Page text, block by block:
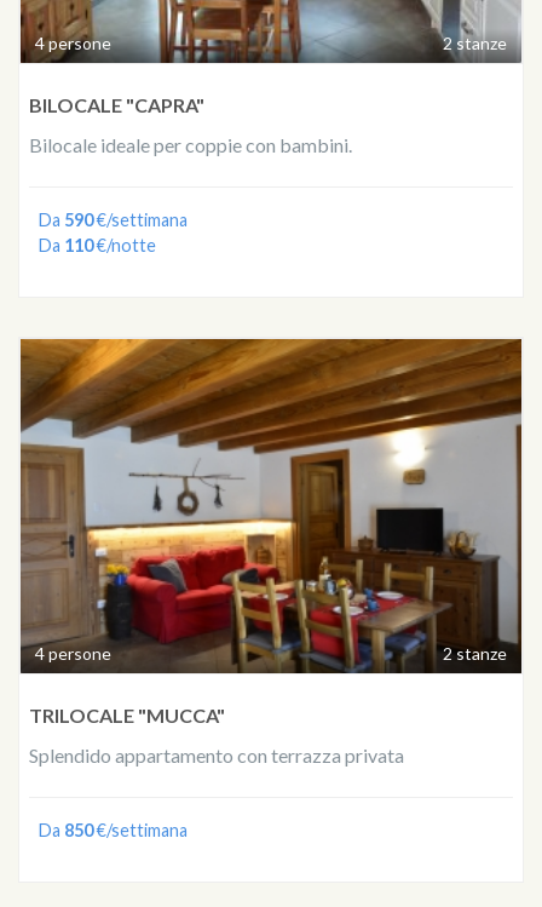
4 persone 2 stanze
BILOCALE "CAPRA"
Bilocale ideale per coppie con bambini.
Da 590€/settimana
Da 110€/notte
4 persone 2 stanze
TRILOCALE "MUCCA"
Splendido appartamento con terrazza privata
Da 850€/settimana